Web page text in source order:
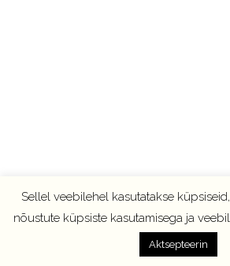
Sellel veebilehel kasutatakse
nõustute küpsiste kasutamisega ja
Aktsepteerin